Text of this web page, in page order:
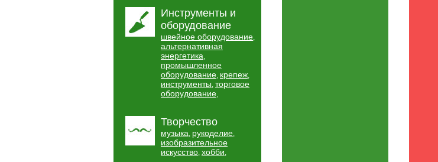
Инструменты и
оборудование
швейное оборудование,
альтернативная
энергетика,
промышленное
оборудование, крепеж,
инструменты, торговое
оборудование,
Творчество
музыка, рукоделие,
изобразительное
искусство, хобби,